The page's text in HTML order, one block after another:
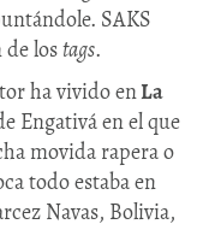
SAKS
lostags.
ha vivido enLa
Engativá en el que
movida rapera o
todo estaba en
Navas, Bolivia,